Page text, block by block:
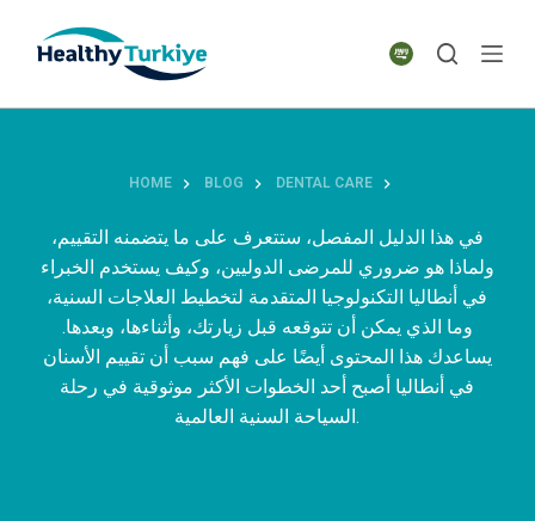
p
HOME BLOG DENTAL CARE
في هذا الدليل المفصل، ستتعرف على ما يتضمنه التقييم،
ولماذا هو ضروري للمرضى الدوليين، وكيف يستخدم الخبراء
في أنطاليا التكنولوجيا المتقدمة لتخطيط العلاجات السنية،
وما الذي يمكن أن تتوقعه قبل زيارتك، وأثناءها، وبعدها.
يساعدك هذا المحتوى أيضًا على فهم سبب أن تقييم الأسنان
في أنطاليا أصبح أحد الخطوات الأكثر موثوقية في رحلة
السياحة السنية العالمية.